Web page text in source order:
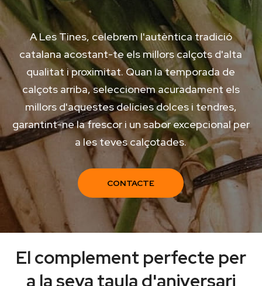
A Les Tines, celebrem l'autèntica tradició
catalana acostant-te els millors calçots d'alta
qualitat i proximitat. Quan la temporada de
calçots arriba, seleccionem acuradament els
millors d'aquestes delícies dolces i tendres,
garantint-ne la frescor i un sabor excepcional per
a les teves calçotades.
CONTACTE
El complement perfecte per
a la seva taula d'aniversari